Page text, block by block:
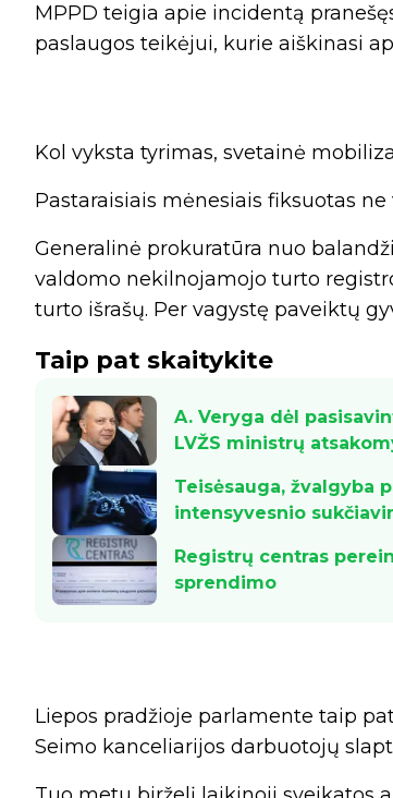
MPPD teigia apie incidentą
paslaugos teikėjui, kurie aiškinasi
Kol vyksta tyrimas, svetainė
Pastaraisiais mėnesiais fiksuotas
Generalinė prokuratūra nuo
valdomo nekilnojamojo turto
turto išrašų. Per vagystę paveiktų
Taip pat skaitykite
A. Veryga dėl
LVŽS ministrų
Teisėsauga, žvalgyba
intensyvesnio
Registrų centras
sprendimo
Liepos pradžioje parlamente taip
Seimo kanceliarijos darbuotojų